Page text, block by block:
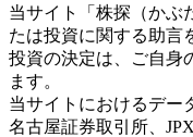
当サイト「株探（かぶ
たは投資に関する助言
投資の決定は、ご自身
ます。
当サイトにおけるデー
名古屋証券取引所、